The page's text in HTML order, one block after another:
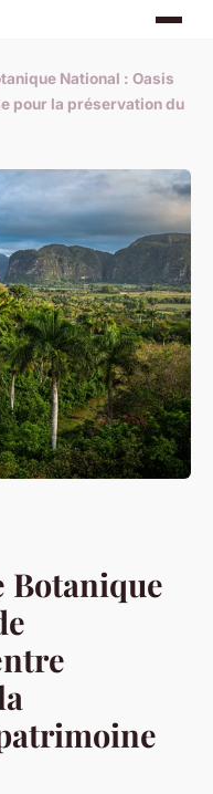
National : Oasis
pour la préservation du
Botanique